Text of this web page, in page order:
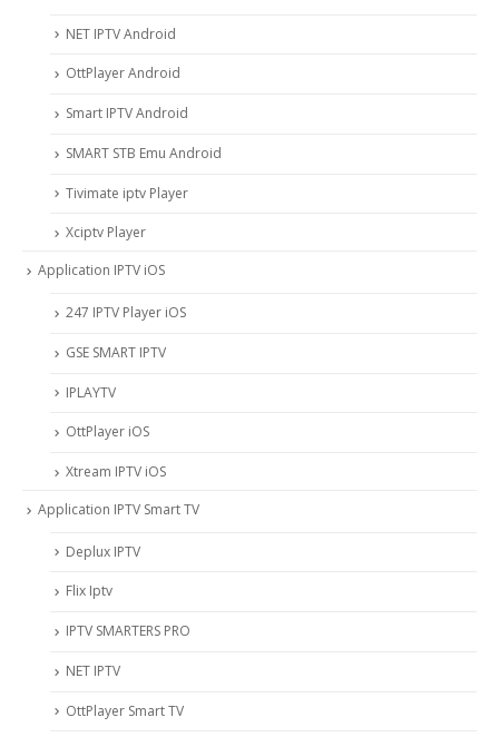
NET IPTV Android
OttPlayer Android
Smart IPTV Android
SMART STB Emu Android
Tivimate iptv Player
Xciptv Player
Application IPTV iOS
247 IPTV Player iOS
‎GSE SMART IPTV
IPLAYTV
OttPlayer iOS
Xtream IPTV iOS
Application IPTV Smart TV
Deplux IPTV
Flix Iptv
IPTV SMARTERS PRO
NET IPTV
OttPlayer Smart TV